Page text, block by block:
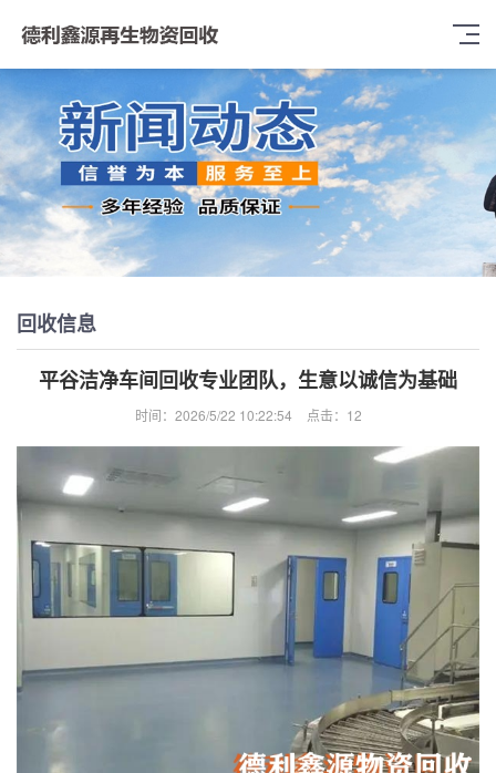
回收信息
平谷洁净车间回收专业团队，生意以诚信为基础
时间：2026/5/22 10:22:54 点击： 12